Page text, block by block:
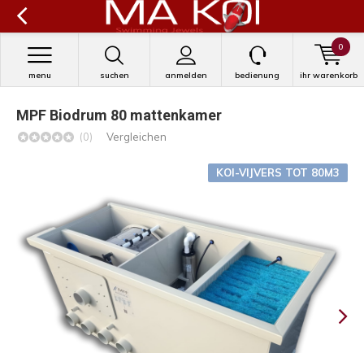
suchen anmelden
menu bedienung ihr warenkorb
0
MPF Biodrum 80 mattenkamer
(0) Vergleichen
KOI-VIJVERS TOT 80M3